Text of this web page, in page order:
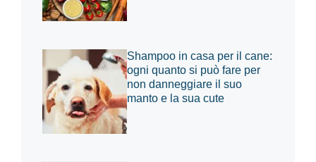
Shampoo in casa per il cane:
ogni quanto si può fare per
non danneggiare il suo
manto e la sua cute